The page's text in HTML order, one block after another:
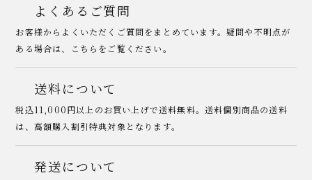
よくあるご質問
お客様からよくいただくご質問をまとめています。疑問や不明点が
ある場合は、こちらをご覧ください。
送料について
税込11,000円以上のお買い上げで送料無料。送料個別商品の送料
は、高額購入割引特典対象となります。
発送について